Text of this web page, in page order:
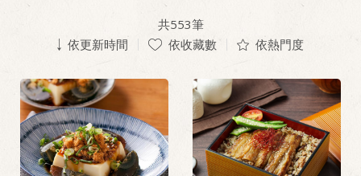
共553筆
依更新時間
依收藏數 依熱門度